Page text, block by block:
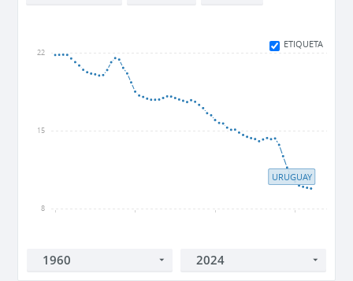
ETIQUETA
8
15
22
URUGUAY